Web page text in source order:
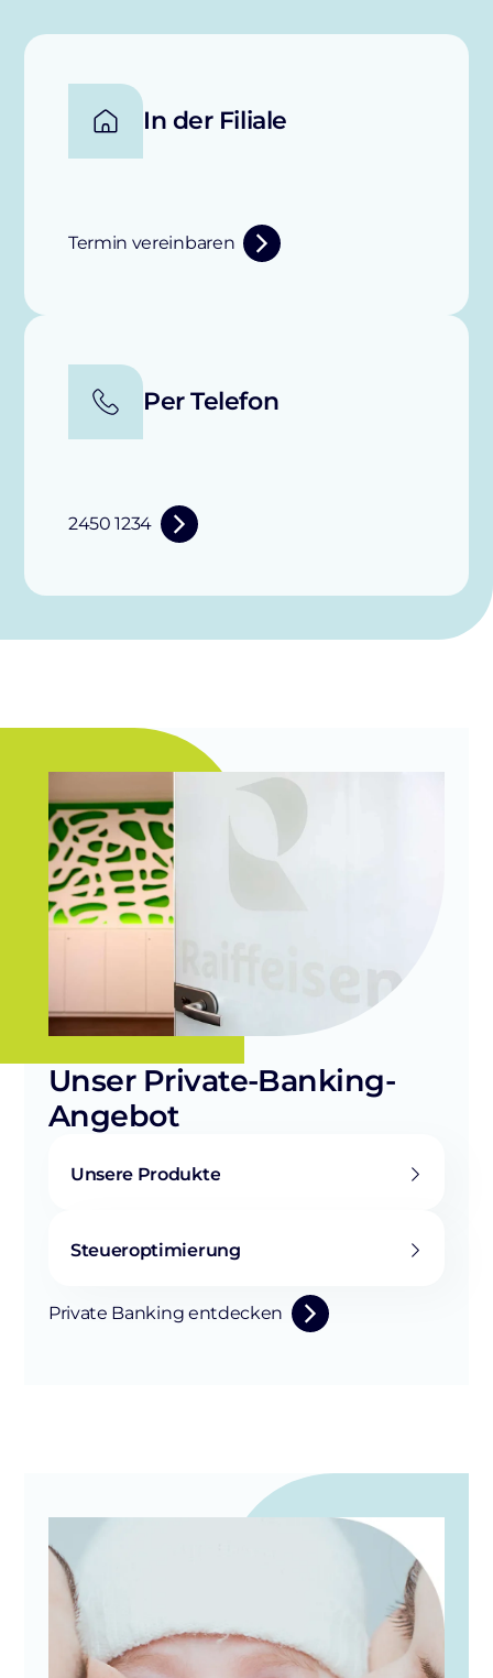
In der Filiale
Termin vereinbaren
Per Telefon
2450 1234
Unser Private-Banking-
Angebot
Unsere Produkte
Steueroptimierung
Private Banking entdecken